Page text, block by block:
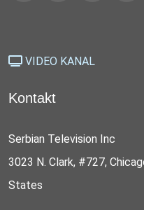
VIDEO KANAL
Kontakt
Serbian Television Inc
3023 N. Clark, #727,
States